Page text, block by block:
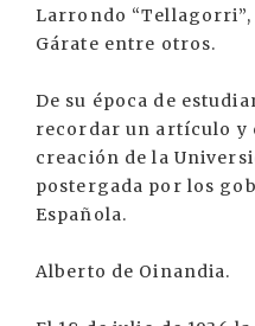
Larrondo “Tellagorri”,
Gárate entre otros.
De su época de
recordar un artículo y
creación de la
postergada por los
Española.
Alberto de Oinandia.